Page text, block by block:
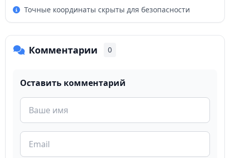
Точные координаты скрыты для безопасности
Комментарии 0
Оставить комментарий